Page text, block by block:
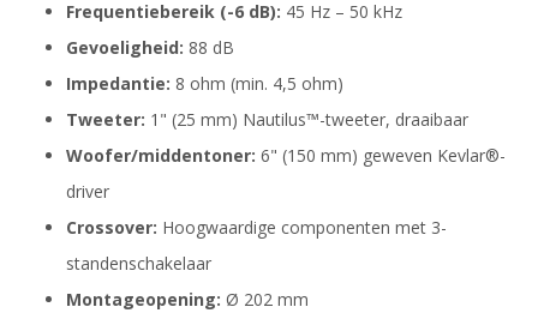
Frequentiebereik (-6 dB): 45 Hz – 50 kHz
Gevoeligheid: 88 dB
Impedantie: 8 ohm (min. 4,5 ohm)
Tweeter: 1" (25 mm) Nautilus™-tweeter, draaibaar
Woofer/middentoner: 6" (150 mm) geweven Kevlar®-
driver
Crossover: Hoogwaardige componenten met 3-
standenschakelaar
Montageopening: Ø 202 mm